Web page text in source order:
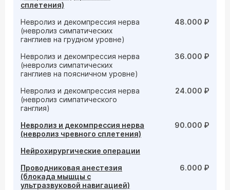
сплетения)
Невролиз и декомпрессия нерва
(невролиз симпатических
ганглиев на грудном уровне)
48.000 ₽
Невролиз и декомпрессия нерва
(невролиз симпатических
ганглиев на поясничном уровне)
36.000 ₽
Невролиз и декомпрессия нерва
(невролиз симпатического
ганглия)
24.000 ₽
Невролиз и декомпрессия нерва
(невролиз чревного сплетения)
90.000 ₽
Нейрохирургические операции
Проводниковая анестезия
(блокада мышцы с
ультразвуковой навигацией)
6.000 ₽